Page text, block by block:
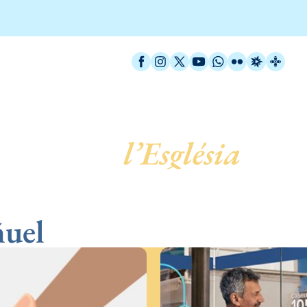
Facebook
Instagram
X / Twitter
YouTube
WhatsApp
FlickrRadio
l’Església